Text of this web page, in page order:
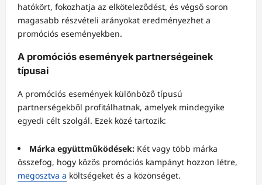
hatókört, fokozhatja az elköteleződést, és végső soron
magasabb részvételi arányokat eredményezhet a
promóciós eseményekben.
A promóciós események partnerségeinek
típusai
A promóciós események különböző típusú
partnerségekből profitálhatnak, amelyek mindegyike
egyedi célt szolgál. Ezek közé tartozik:
Márka együttműködések: Két vagy több márka
összefog, hogy közös promóciós kampányt hozzon létre,
megosztva a költségeket és a közönséget.